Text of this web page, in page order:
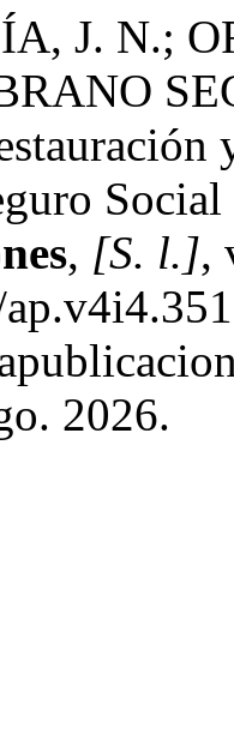
J. N.;
, [S. l.],
2026.